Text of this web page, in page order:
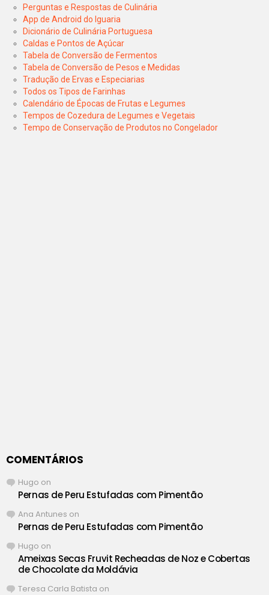
Perguntas e Respostas de Culinária
App de Android do Iguaria
Dicionário de Culinária Portuguesa
Caldas e Pontos de Açúcar
Tabela de Conversão de Fermentos
Tabela de Conversão de Pesos e Medidas
Tradução de Ervas e Especiarias
Todos os Tipos de Farinhas
Calendário de Épocas de Frutas e Legumes
Tempos de Cozedura de Legumes e Vegetais
Tempo de Conservação de Produtos no Congelador
COMENTÁRIOS
Hugo on
Pernas de Peru Estufadas com Pimentão
Ana Antunes on
Pernas de Peru Estufadas com Pimentão
Hugo on
Ameixas Secas Fruvit Recheadas de Noz e Cobertas
de Chocolate da Moldávia
Teresa Carla Batista on